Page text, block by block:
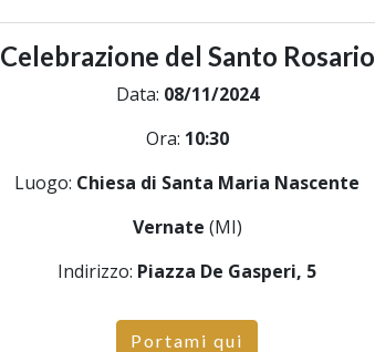
Celebrazione del Santo Rosario
Data: 08/11/2024
Ora: 10:30
Luogo: Chiesa di Santa Maria Nascente
Vernate (MI)
Indirizzo: Piazza De Gasperi, 5
Portami qui